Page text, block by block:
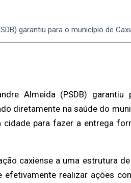
garantiu para o município de
Almeida (PSDB) garantiu
diretamente na saúde do
cidade para fazer a entrega
caxiense a uma estrutura
efetivamente realizar ações